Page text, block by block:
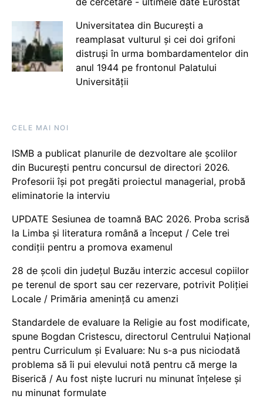
Universitatea din București a
reamplasat vulturul și cei doi grifoni
distruși în urma bombardamentelor din
anul 1944 pe frontonul Palatului
Universității
CELE MAI NOI
ISMB a publicat planurile de dezvoltare ale școlilor
din București pentru concursul de directori 2026.
Profesorii își pot pregăti proiectul managerial, probă
eliminatorie la interviu
UPDATE Sesiunea de toamnă BAC 2026. Proba scrisă
la Limba și literatura română a început / Cele trei
condiții pentru a promova examenul
28 de școli din județul Buzău interzic accesul copiilor
pe terenul de sport sau cer rezervare, potrivit Poliției
Locale / Primăria amenință cu amenzi
Standardele de evaluare la Religie au fost modificate,
spune Bogdan Cristescu, directorul Centrului Național
pentru Curriculum și Evaluare: Nu s-a pus niciodată
problema să îi pui elevului notă pentru că merge la
Biserică / Au fost niște lucruri nu minunat înțelese și
nu minunat formulate